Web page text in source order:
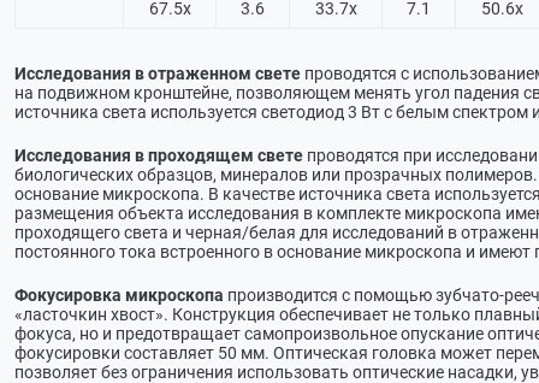
67.5х 3.6 33.7х 7.1 50.6х
Исследования в отраженном свете проводятся с
на подвижном кронштейне, позволяющем менять угол падения
источника света используется светодиод 3 Вт с белым спектром
Исследования в проходящем свете проводятся при
биологических образцов, минералов или прозрачных
основание микроскопа. В качестве источника света
размещения объекта исследования в комплекте микроскопа
проходящего света и черная/белая для исследований в
постоянного тока встроенного в основание микроскопа и
Фокусировка микроскопа производится с помощью зубчато-
«ласточкин хвост». Конструкция обеспечивает не только
фокуса, но и предотвращает самопроизвольное опускание
фокусировки составляет 50 мм. Оптическая головка может
позволяет без ограничения использовать оптические насадки,